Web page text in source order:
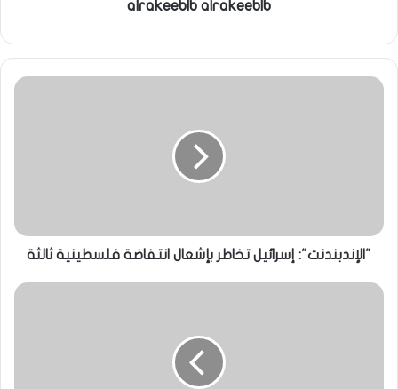
alrakeeblb alrakeeblb
"الإندبندنت": إسرائيل تخاطر بإشعال انتفاضة فلسطينية ثالثة